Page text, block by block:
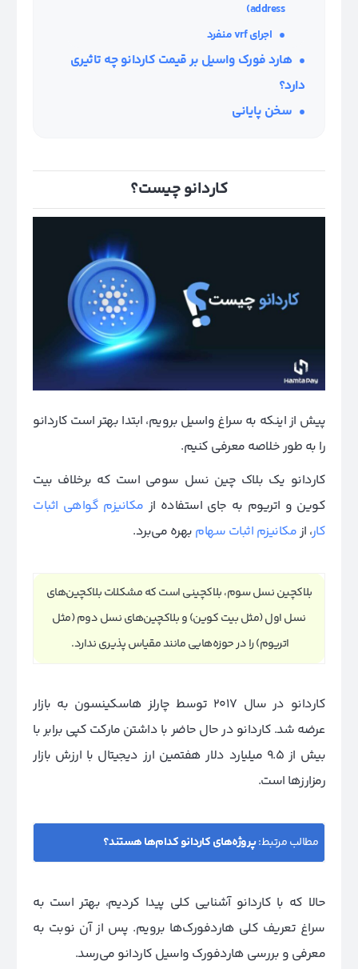
address)
اجرایvrfمنفرد
هارد فورک واسیل بر قیمت کاردانو چه تاثیری
دارد؟
سخن پایانی
کاردانو چیست؟
پیش از اینکه به سراغ واسیل برویم، ابتدا بهتر است کاردانو
را به طور خلاصه معرفی کنیم.
کاردانو یک بلاک چین نسل سومی است که برخلاف بیت
کوین و اتریوم به جای استفاده از مکانیزم گواهی اثبات
کار، ازمکانیزم اثبات سهام بهره می‌برد.
بلاکچین نسل سوم، بلاکچینی است که مشکلات بلاکچین‌های
نسل اول (مثل بیت کوین) و بلاکچین‌های نسل دوم (مثل
اتریوم) را در حوزه‌هایی مانند مقیاس پذیری ندارد.
کاردانو در سال 2017 توسط چارلز هاسکینسون به بازار
عرضه شد. کاردانو در حال حاضر با داشتن مارکت کپی برابر با
بیش از 9.5 میلیارد دلار هفتمین ارز دیجیتال با ارزش بازار
رمزارزها است.
مطالب مرتبط:پروژه‌های کاردانو کدام‌ها هستند؟
حالا که با کاردانو آشنایی کلی پیدا کردیم، بهتر است به
سراغ تعریف کلی هاردفورک‌ها برویم. پس از آن نوبت به
معرفی و بررسی هاردفورک واسیل کاردانو می‌رسد.